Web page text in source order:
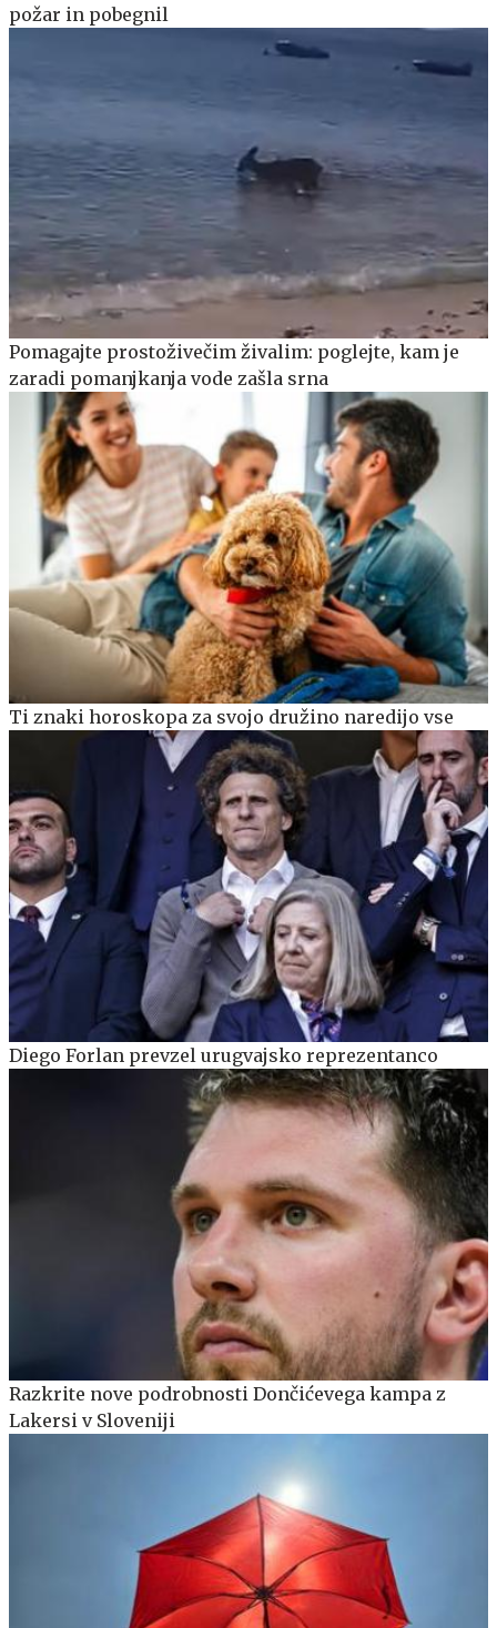
požar in pobegnil
Pomagajte prostoživečim živalim: poglejte, kam je
zaradi pomanjkanja vode zašla srna
Ti znaki horoskopa za svojo družino naredijo vse
Diego Forlan prevzel urugvajsko reprezentanco
Razkrite nove podrobnosti Dončićevega kampa z
Lakersi v Sloveniji